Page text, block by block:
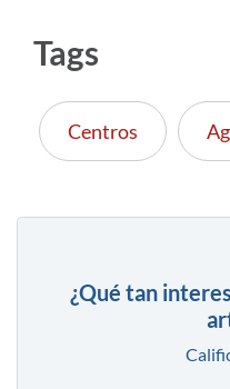
Tags
Centros
¿Qué tan